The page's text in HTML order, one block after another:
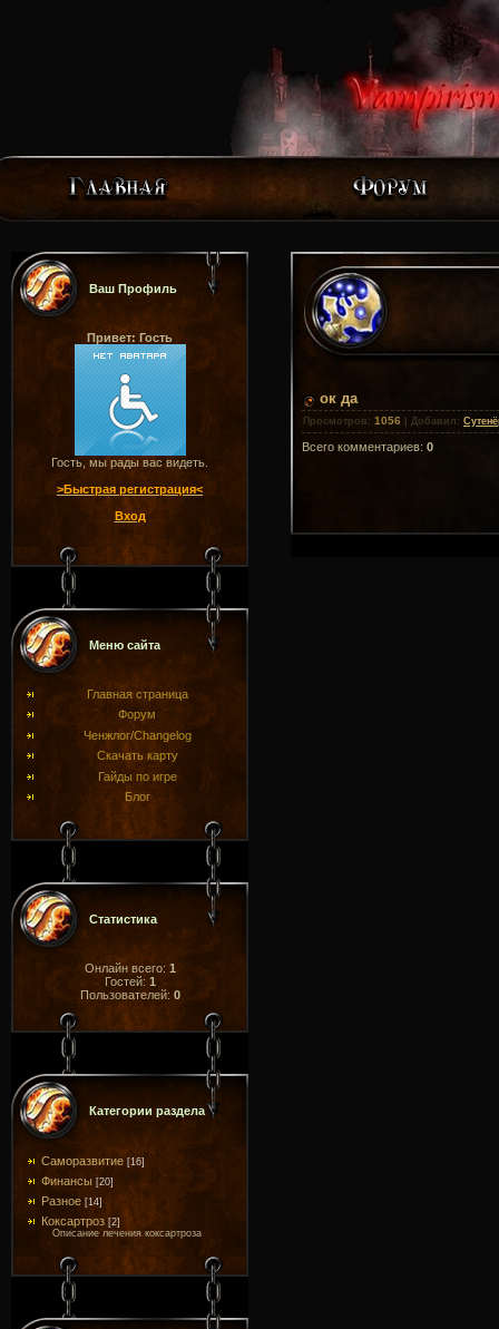
Ваш Профиль
Привет: Гость
Гость, мы рады вас видеть.
>Быстрая регистрация<
Вход
Меню сайта
Главная страница
Форум
Ченжлог/Changelog
Скачать карту
Гайды по игре
Блог
Статистика
Онлайн всего: 1
Гостей: 1
Пользователей: 0
Категории раздела
Саморазвитие [16]
Финансы [20]
Разное [14]
Коксартроз [2]
Описание лечения коксартроза
ок да
Просмотров : 1056 Добавил :
Всего комментариев: 0